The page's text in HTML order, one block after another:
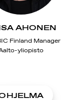
AHONEN
Finland Manager
yliopisto